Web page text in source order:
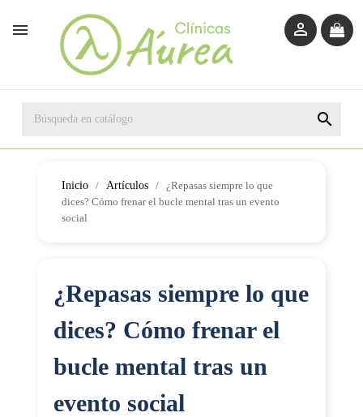
 

Inicio Artículos
¿Repasas siempre lo que
dices? Cómo frenar el bucle mental tras un evento
social
¿Repasas siempre lo que
dices? Cómo frenar el
bucle mental tras un
evento social